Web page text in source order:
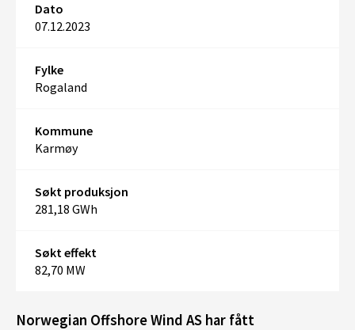
Dato
07.12.2023
Fylke
Rogaland
Kommune
Karmøy
Søkt produksjon
281,18 GWh
Søkt effekt
82,70 MW
Norwegian Offshore Wind AS har fått